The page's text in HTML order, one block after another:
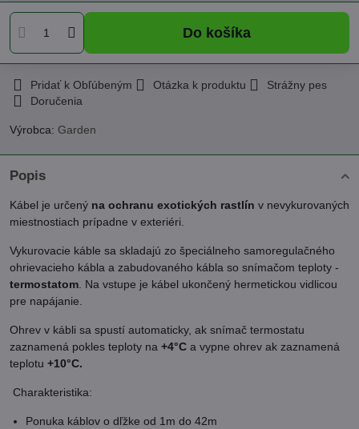
Do košíka
Pridať k Obľúbeným Otázka k produktu
Strážny pes
Doručenia
Výrobca: Garden
Popis
Kábel je určený na ochranu exotických rastlín v nevykurovaných
miestnostiach prípadne v exteriéri.
Vykurovacie káble sa skladajú zo špeciálneho samoregulačného
ohrievacieho kábla a zabudovaného kábla so snímačom teploty -
termostatom . Na vstupe je kábel ukončený hermetickou vidlicou
pre napájanie.
Ohrev v kábli sa spustí automaticky, ak snímač termostatu
zaznamená pokles teploty na +4°C a vypne ohrev ak zaznamená
teplotu +10°C.
Charakteristika:
Ponuka káblov o dľžke od 1m do 42m